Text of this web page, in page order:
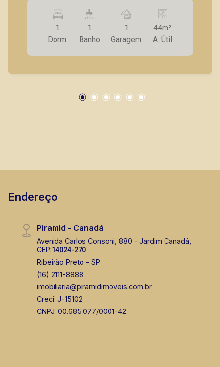
Sala para 2 ambientes com painel; - Cozinha
planejada; - Lavanderia; - Varanda gourmet; - 1
vaga de garagem. A Piramid tem como objetivo
atender seus clientes com agilidade e
segurança, em locação, vendas de imóveis
lançamentos da cidade de Ribeirão Preto.
1
Dorm.
1
Banho
1
Garagem
44m²
A. Útil
Endereço
Piramid - Canadá
Avenida Carlos Consoni, 880 - Jardim Canadá,
CEP:14024-270
Ribeirão Preto - SP
(16) 2111-8888
imobiliaria@piramidimoveis.com.br
Creci: J-15102
CNPJ: 00.685.077/0001-42